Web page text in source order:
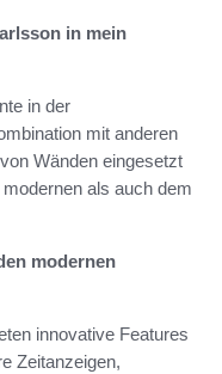
in mein
in der
mit anderen
Wänden eingesetzt
als auch dem
modernen
innovative Features
Zeitanzeigen,